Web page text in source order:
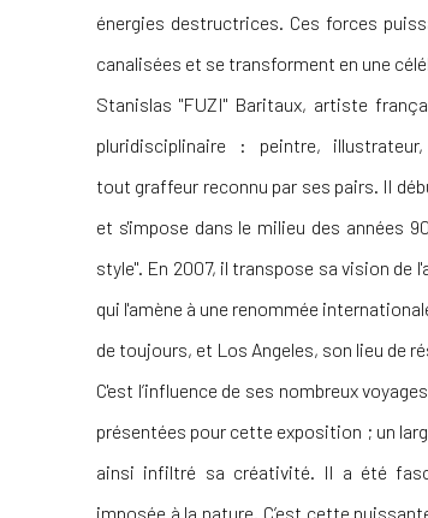
énergies destructrices. Ces forces
canalisées et se transforment en une
Stanislas "FUZI" Baritaux, artiste
pluridisciplinaire : peintre,
tout graffeur reconnu par ses pairs. Il
et s'impose dans le milieu des années
style". En 2007, il transpose sa vision de
qui l'amène à une renommée
de toujours, et Los Angeles, son lieu de
C'est l’influence de ses nombreux
présentées pour cette exposition ; un
ainsi infiltré sa créativité. Il a été
imposée à la nature. C’est cette